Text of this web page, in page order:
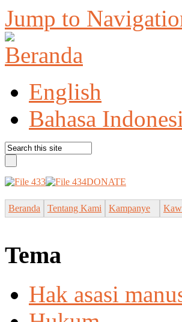
Jump to
English
Bahasa
DONATE
Beranda Tentang Kami Kampanye
Tema
Hak asasi